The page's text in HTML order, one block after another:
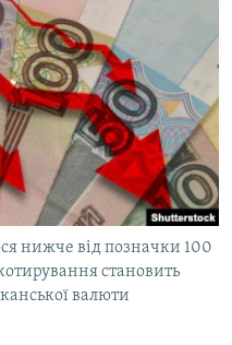
нижче від позначки 100
становить
валюти